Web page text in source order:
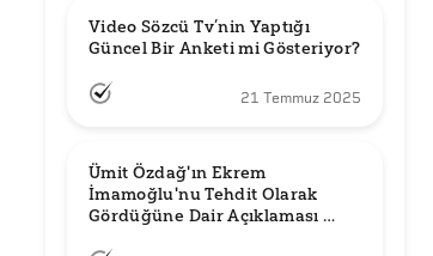
Video Sözcü Tv’nin Yaptığı
Güncel Bir Anketi mi Gösteriyor?
21 Temmuz 2025
Ümit Özdağ'ın Ekrem
İmamoğlu'nu Tehdit Olarak
Gördüğüne Dair Açıklaması